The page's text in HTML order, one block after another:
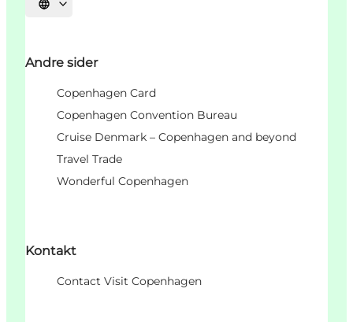
Velg språk
Andre sider
Copenhagen Card
Copenhagen Convention Bureau
Cruise Denmark – Copenhagen and beyond
Travel Trade
Wonderful Copenhagen
Kontakt
Contact Visit Copenhagen